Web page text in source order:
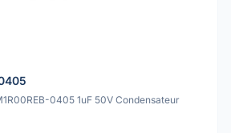
0405 1uF 50V Condensateur